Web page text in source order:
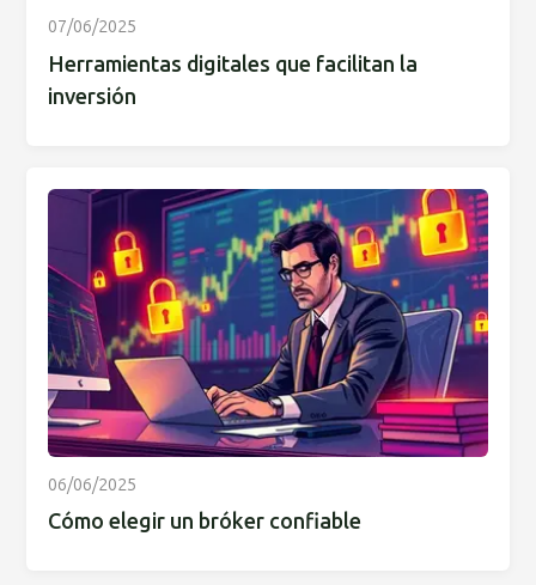
07/06/2025
Herramientas digitales que facilitan la
inversión
06/06/2025
Cómo elegir un bróker confiable